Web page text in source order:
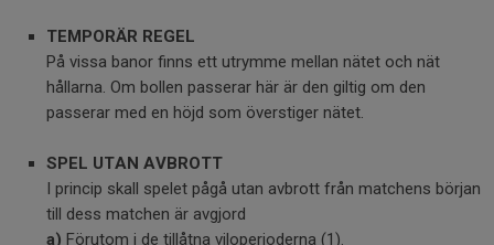
TEMPORÄR REGEL
På vissa banor finns ett utrymme mellan nätet och nät
hållarna. Om bollen passerar här är den giltig om den
passerar med en höjd som överstiger nätet.
SPEL UTAN AVBROTT
I princip skall spelet pågå utan avbrott från matchens början
till dess matchen är avgjord
a) Förutom i de tillåtna viloperioderna (1).